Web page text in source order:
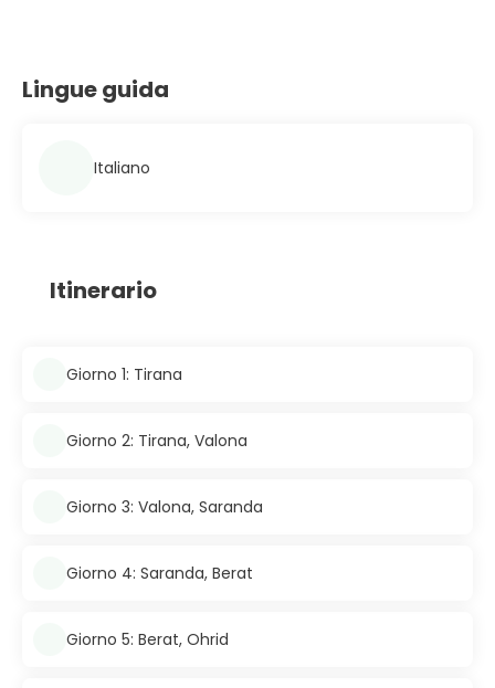
Lingue guida
Italiano
Itinerario
Giorno 1: Tirana
Giorno 2: Tirana, Valona
Giorno 3: Valona, Saranda
Giorno 4: Saranda, Berat
Giorno 5: Berat, Ohrid